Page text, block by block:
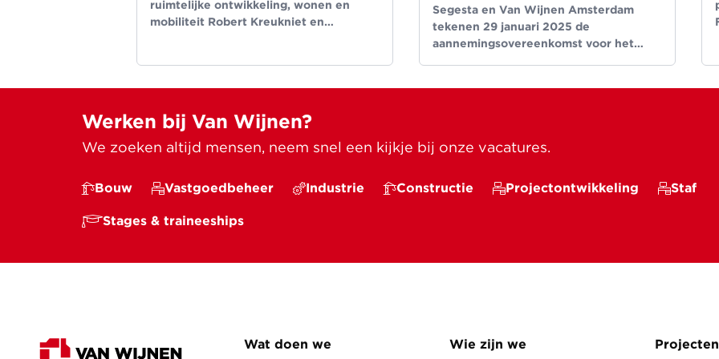
ruimtelijke ontwikkeling, wonen en
mobiliteit Robert Kreukniet en
Segesta en Van Wijnen Amsterdam
tekenen 29 januari 2025 de
aannemingsovereenkomst voor het
Werken bij Van Wijnen?
We zoeken altijd mensen, neem snel een kijkje bij onze vacatures.
Bouw Vastgoedbeheer Industrie Constructie Projectontwikkeling Staf
Stages & traineeships
Wat doen we Wie zijn we Projecten